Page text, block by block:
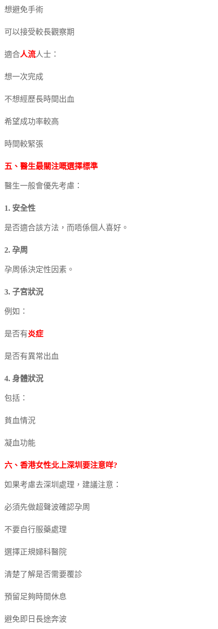
想避免手術
可以接受較長觀察期
適合人流人士：
想一次完成
不想經歷長時間出血
希望成功率較高
時間較緊張
五、醫生最關注嘅選擇標準
醫生一般會優先考慮：
1. 安全性
是否適合該方法，而唔係個人喜好。
2. 孕周
孕周係決定性因素。
3. 子宮狀況
例如：
是否有炎症
是否有異常出血
4. 身體狀況
包括：
貧血情況
凝血功能
六、香港女性北上深圳要注意咩?
如果考慮去深圳處理，建議注意：
必須先做超聲波確認孕周
不要自行服藥處理
選擇正規婦科醫院
清楚了解是否需要覆診
預留足夠時間休息
避免即日長途奔波